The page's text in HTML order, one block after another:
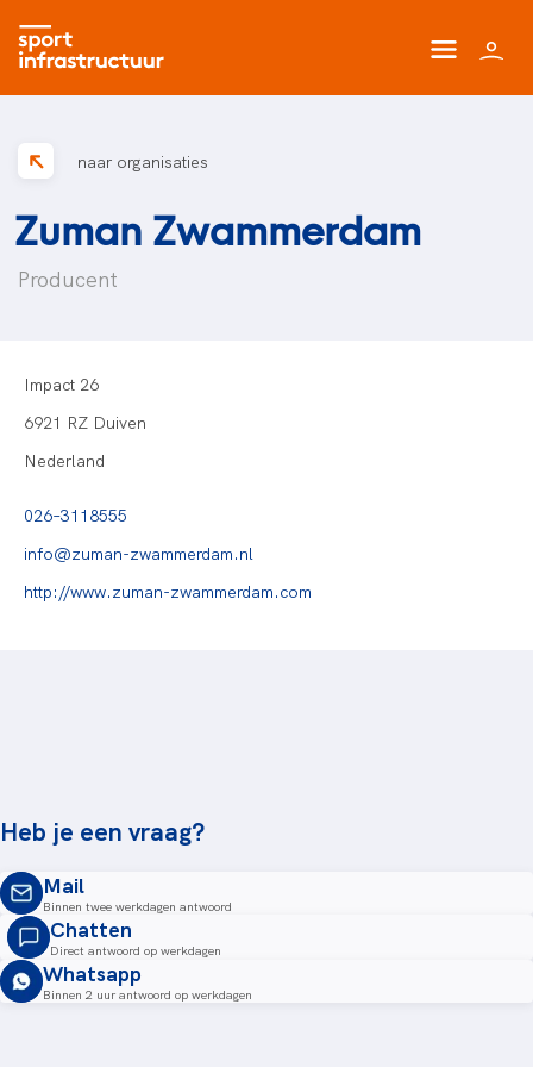
naar organisaties
Zuman Zwammerdam
Producent
Impact 26
6921 RZ Duiven
Nederland
026–3118555
info@zuman-zwammerdam.nl
http://www.zuman-zwammerdam.com
Heb je een vraag?
Mail
Binnen twee werkdagen antwoord
Chatten
Direct antwoord op werkdagen
Whatsapp
Binnen 2 uur antwoord op werkdagen